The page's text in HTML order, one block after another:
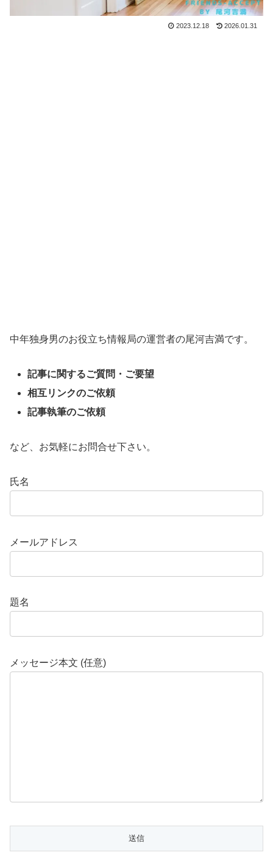
2023.12.18 2026.01.31
中年独身男のお役立ち情報局の運営者の尾河吉満です。
記事に関するご質問・ご要望
相互リンクのご依頼
記事執筆のご依頼
など、お気軽にお問合せ下さい。
氏名
メールアドレス
題名
メッセージ本文 (任意)